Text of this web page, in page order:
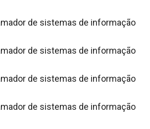
de sistemas de informação
de sistemas de informação
de sistemas de informação
de sistemas de informação